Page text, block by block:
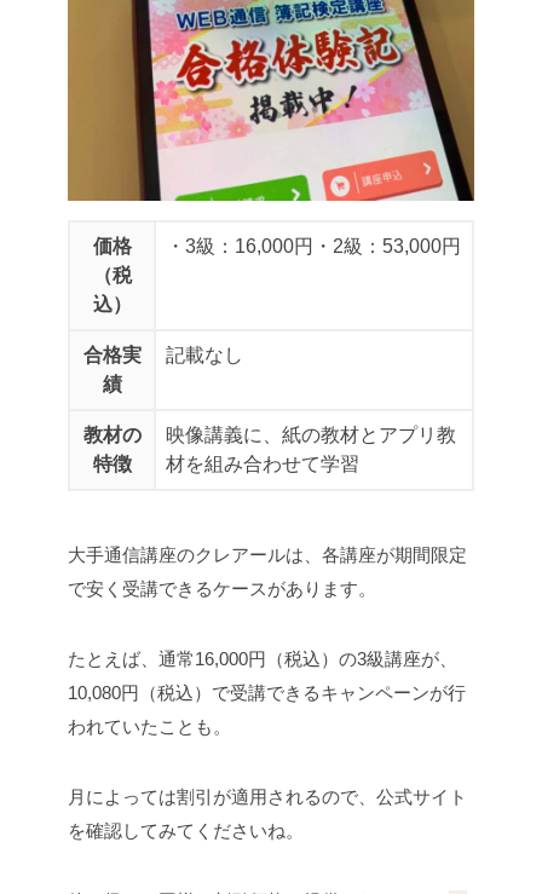
価格
（税
込）
・3級：16,000円 ・2級：53,000円
合格実
績
記載なし
教材の
特徴
映像講義に、紙の教材とアプリ教
材を組み合わせて学習
大手通信講座のクレアールは、各講座が期間限定
で安く受講できるケースがあります。
たとえば、通常16,000円（税込）の3級講座が、
10,080円（税込）で受講できるキャンペーンが行
われていたことも。
月によっては割引が適用されるので、公式サイト
を確認してみてくださいね。